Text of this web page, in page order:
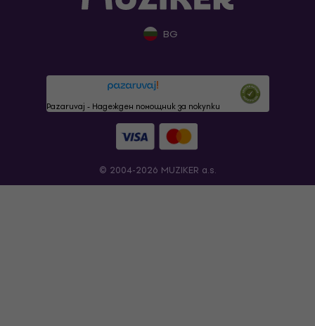
BG
Pazaruvaj - Надежден помощник за покупки
© 2004-2026 MUZIKER a.s.